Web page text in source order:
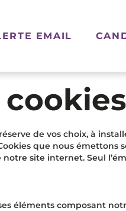
EMAIL
de vos choix, à
que nous émettons
site internet. Seul
éléments composant